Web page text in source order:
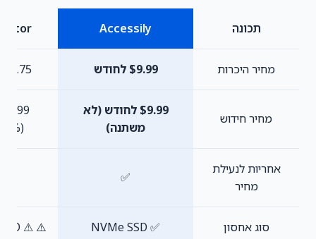
תכונה Accessily
מחיר היכרות $9.99 לחודש $3.75 לחודש
מחיר חידוש
$9.99 לחודש (לא
משתנה)
אחריות לנעילת
מחיר
✅
סוג אחסון ✅ NVMe SSD ⚠️ ⚠ SSD סטנדרטי